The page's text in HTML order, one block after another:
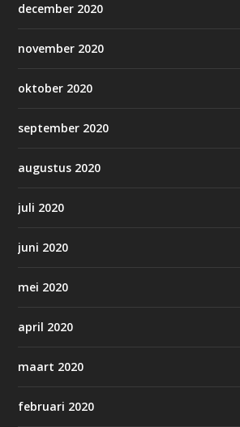
december 2020
november 2020
oktober 2020
september 2020
augustus 2020
juli 2020
juni 2020
mei 2020
april 2020
maart 2020
februari 2020